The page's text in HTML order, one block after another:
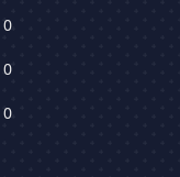
0
0
0